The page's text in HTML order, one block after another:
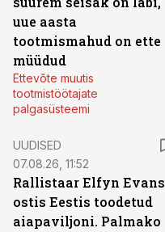
uue aasta
tootmismahud on ette
müüdud
Ettevõte muutis
tootmistöötajate
palgasüsteemi
UUDISED
07.08.26, 11:52
Rallistaar Elfyn Evans
ostis Eestis toodetud
aiapaviljoni. Palmako